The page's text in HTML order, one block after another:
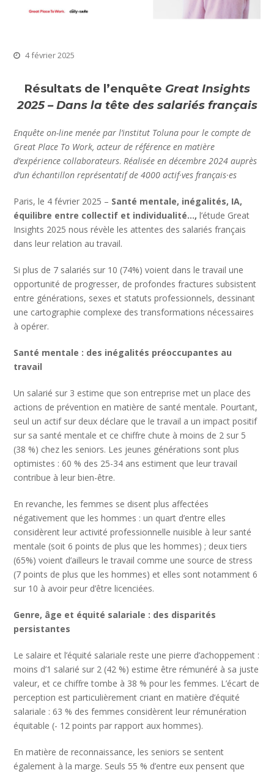
4 février 2025
Résultats de l’enquête Great Insights
2025 – Dans la tête des salariés français
Enquête on-line menée par l’institut Toluna pour le compte de
Great Place To Work, acteur de référence en matière
d’expérience collaborateurs.Réalisée en décembre 2024 auprès
d’un échantillon représentatif de 4000 actif·ves français·es
Paris, le 4 février 2025 – Santé mentale, inégalités, IA,
équilibre entre collectif et individualité…,l’étude Great
Insights 2025 nous révèle les attentes des salariés français
dans leur relation au travail.
Si plus de 7 salariés sur 10 (74%) voient dans le travail une
opportunité de progresser, de profondes fractures subsistent
entre générations, sexes et statuts professionnels, dessinant
une cartographie complexe des transformations nécessaires
à opérer.
Santé mentale : des inégalités préoccupantes au
travail
Un salarié sur 3 estime que son entreprise met un place des
actions de prévention en matière de santé mentale. Pourtant,
seul un actif sur deux déclare que le travail a un impact positif
sur sa santé mentale et ce chiffre chute à moins de 2 sur 5
(38 %) chez les seniors. Les jeunes générations sont plus
optimistes : 60 % des 25-34 ans estiment que leur travail
contribue à leur bien-être.
En revanche, les femmes se disent plus affectées
négativement que les hommes : un quart d’entre elles
considèrent leur activité professionnelle nuisible à leur santé
mentale (soit 6 points de plus que les hommes) ; deux tiers
(65%) voient d’ailleurs le travail comme une source de stress
(7 points de plus que les hommes) et elles sont notamment 6
sur 10 à avoir peur d’être licenciées.
Genre, âge et équité salariale : des disparités
persistantes
Le salaire et l’équité salariale reste une pierre d’achoppement :
moins d’1 salarié sur 2 (42 %) estime être rémunéré à sa juste
valeur, et ce chiffre tombe à 38 % pour les femmes. L’écart de
perception est particulièrement criant en matière d’équité
salariale : 63 % des femmes considèrent leur rémunération
équitable (- 12 points par rapport aux hommes).
En matière de reconnaissance, les seniors se sentent
également à la marge. Seuls 55 % d’entre eux pensent que